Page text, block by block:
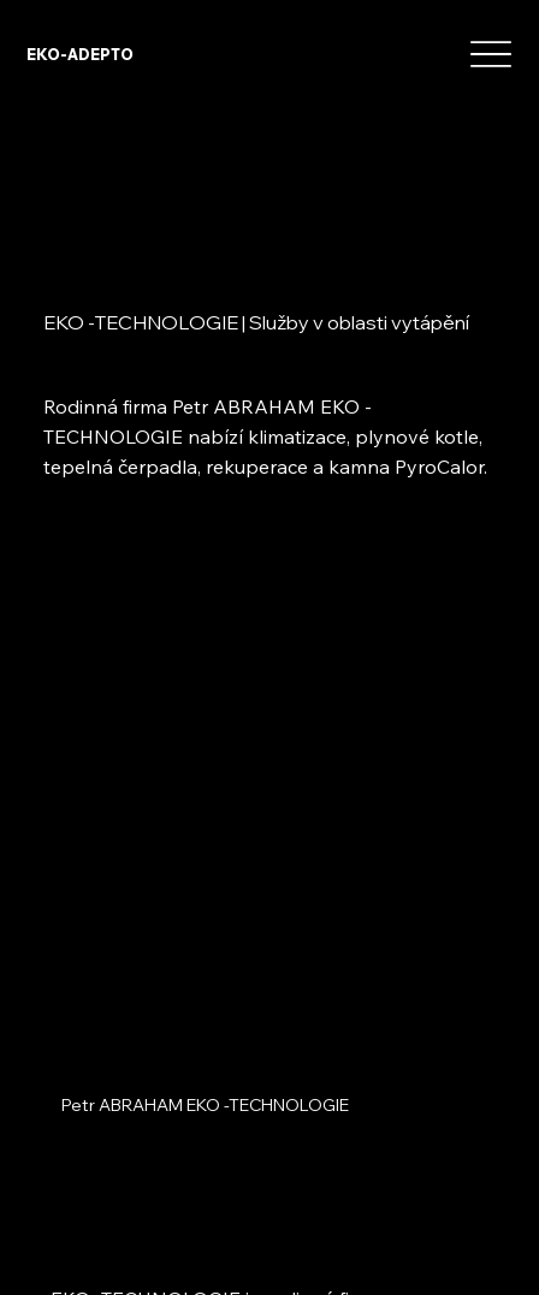
EKO-ADEPTO
EKO -TECHNOLOGIE | Služby v oblasti vytápění
Rodinná firma Petr ABRAHAM EKO -
TECHNOLOGIE nabízí klimatizace, plynové kotle,
tepelná čerpadla, rekuperace a kamna PyroCalor.
Petr ABRAHAM EKO -TECHNOLOGIE